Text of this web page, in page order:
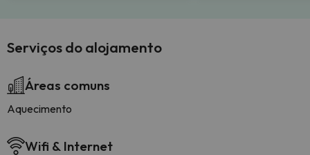
Serviços do alojamento
Áreas comuns
Aquecimento
Wifi & Internet